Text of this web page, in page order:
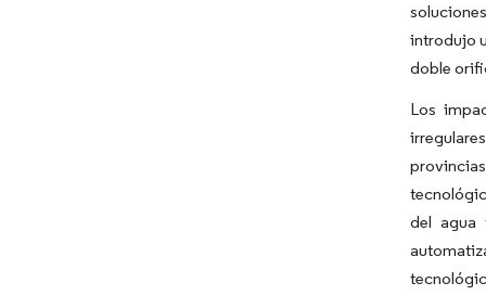
introdujo
doble
Los
del agua